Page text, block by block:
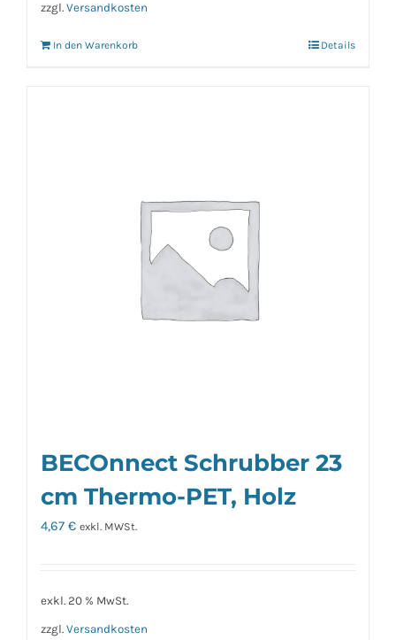
zzgl. Versandkosten
In den Warenkorb Details
BECOnnect Schrubber 23
cm Thermo-PET, Holz
4,67 € exkl. MWSt.
exkl. 20 % MwSt.
zzgl. Versandkosten